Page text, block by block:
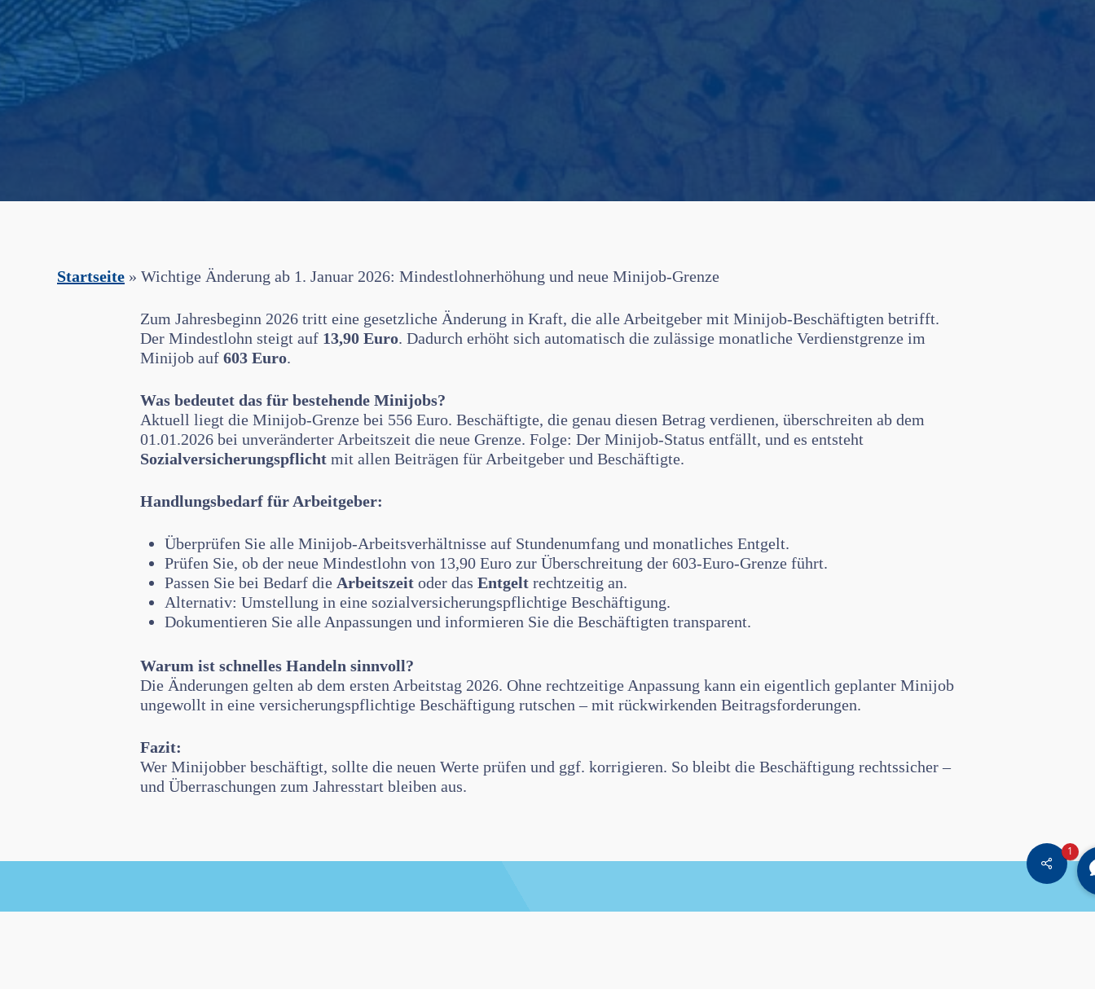
Startseite » Wichtige Änderung ab 1. Januar 2026: Mindestlohnerhöhung und neue Minijob-Grenze
Zum Jahresbeginn 2026 tritt eine gesetzliche Änderung in Kraft, die alle Arbeitgeber mit Minijob-Beschäftigten betrifft.
Der Mindestlohn steigt auf 13,90 Euro. Dadurch erhöht sich automatisch die zulässige monatliche Verdienstgrenze im
Minijob auf 603 Euro.
Was bedeutet das für bestehende Minijobs?
Aktuell liegt die Minijob-Grenze bei 556 Euro. Beschäftigte, die genau diesen Betrag verdienen, überschreiten ab dem
01.01.2026 bei unveränderter Arbeitszeit die neue Grenze. Folge: Der Minijob-Status entfällt, und es entsteht
Sozialversicherungspflicht mit allen Beiträgen für Arbeitgeber und Beschäftigte.
Handlungsbedarf für Arbeitgeber:
Überprüfen Sie alle Minijob-Arbeitsverhältnisse auf Stundenumfang und monatliches Entgelt.
Prüfen Sie, ob der neue Mindestlohn von 13,90 Euro zur Überschreitung der 603-Euro-Grenze führt.
Passen Sie bei Bedarf die Arbeitszeit oder das Entgelt rechtzeitig an.
Alternativ: Umstellung in eine sozialversicherungspflichtige Beschäftigung.
Dokumentieren Sie alle Anpassungen und informieren Sie die Beschäftigten transparent.
Warum ist schnelles Handeln sinnvoll?
Die Änderungen gelten ab dem ersten Arbeitstag 2026. Ohne rechtzeitige Anpassung kann ein eigentlich geplanter Minijob
ungewollt in eine versicherungspflichtige Beschäftigung rutschen – mit rückwirkenden Beitragsforderungen.
Fazit:
Wer Minijobber beschäftigt, sollte die neuen Werte prüfen und ggf. korrigieren. So bleibt die Beschäftigung rechtssicher –
und Überraschungen zum Jahresstart bleiben aus.
Share
1